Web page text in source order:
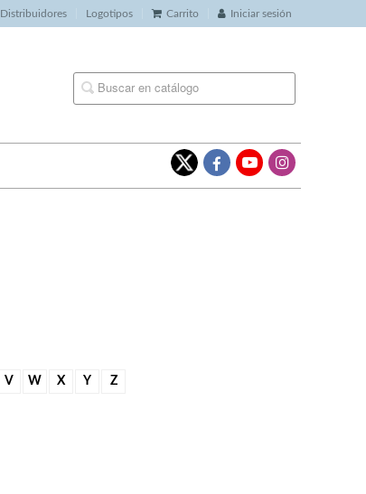
Distribuidores Logotipos Carrito Iniciar sesión
V W X Y Z